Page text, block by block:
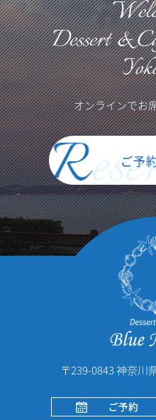
Dessert &
オンラインでお
〒239-0843 神奈川